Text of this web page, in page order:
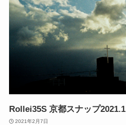
Rollei35S 京都スナップ2021.1
2021年2月7日